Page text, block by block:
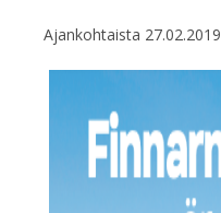
Ajankohtaista 27.02.2019